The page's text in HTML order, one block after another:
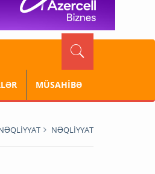
MÜSAHİBƏ
NƏQLİYYAT